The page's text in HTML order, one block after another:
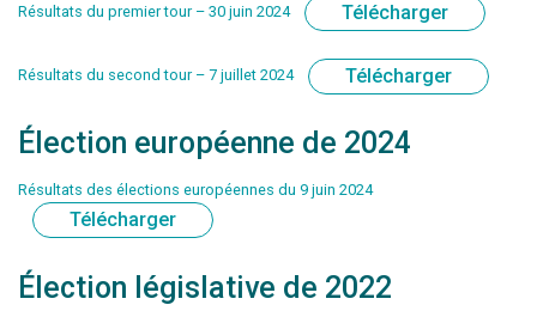
Résultats du premier tour – 30 juin 2024 Télécharger
Résultats du second tour – 7 juillet 2024 Télécharger
Élection européenne de 2024
Résultats des élections européennes du 9 juin 2024
Télécharger
Élection législative de 2022